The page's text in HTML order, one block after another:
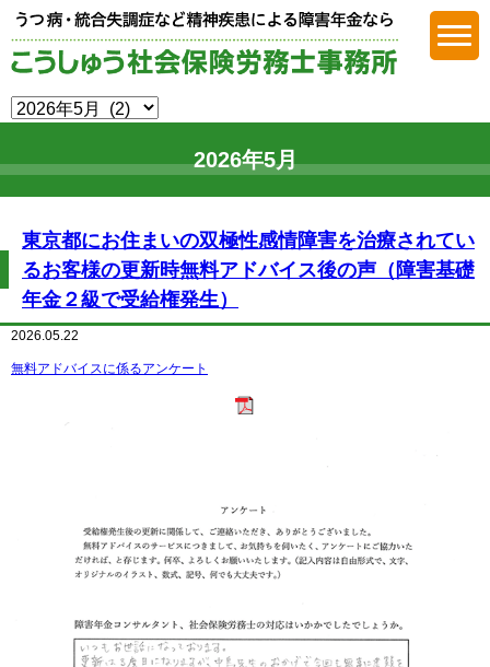
障害年金
2026年5月
東京都にお住まいの双極性感情障害を治療されてい
るお客様の更新時無料アドバイス後の声（障害基礎
年金２級で受給権発生）
2026.05.22
無料アドバイスに係るアンケート